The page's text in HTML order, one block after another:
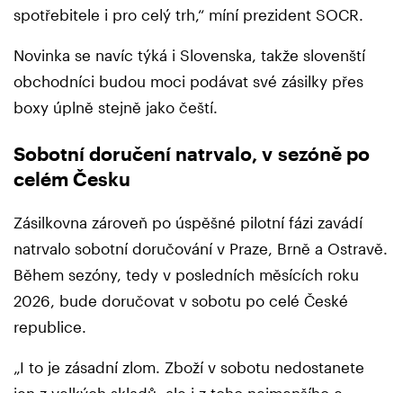
spotřebitele i pro celý trh,“ míní prezident SOCR.
Novinka se navíc týká i Slovenska, takže slovenští
obchodníci budou moci podávat své zásilky přes
boxy úplně stejně jako čeští.
Sobotní doručení natrvalo, v sezóně po
celém Česku
Zásilkovna zároveň po úspěšné pilotní fázi zavádí
natrvalo sobotní doručování v Praze, Brně a Ostravě.
Během sezóny, tedy v posledních měsících roku
2026, bude doručovat v sobotu po celé České
republice.
„I to je zásadní zlom. Zboží v sobotu nedostanete